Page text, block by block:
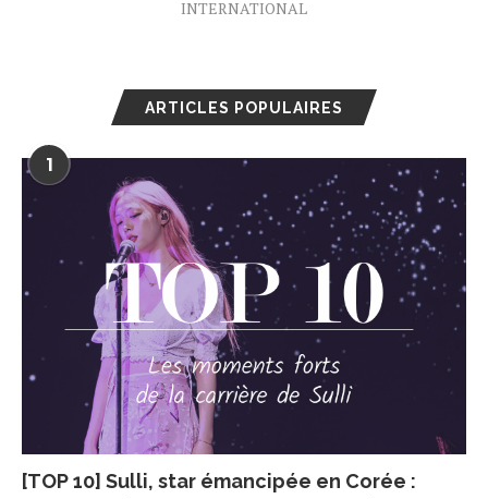
INTERNATIONAL
ARTICLES POPULAIRES
1
[TOP 10] Sulli, star émancipée en Corée :